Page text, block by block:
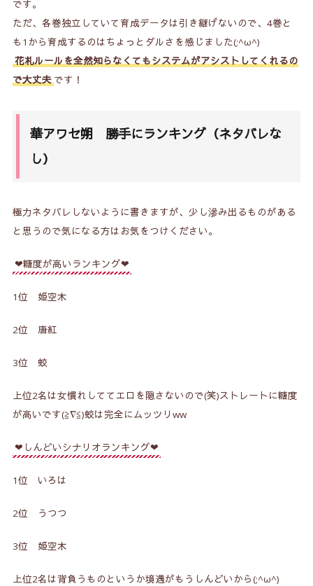
です。
ただ、各巻独立していて育成データは引き継げないので、4巻と
も1から育成するのはちょっとダルさを感じました(;^ω^)
花札ルールを全然知らなくてもシステムがアシストしてくれるの
で大丈夫です ！
華アワセ朔 勝手にランキング（ネタバレな
し）
極力ネタバレしないように書きますが、少し滲み出るものがある
と思うので気になる方はお気をつけください。
❤糖度が高いランキング❤
1位 姫空木
2位 唐紅
3位 蛟
上位2名は女慣れしててエロを隠さないので(笑)ストレートに糖度
が高いです(≧∇≦)蛟は完全にムッツリww
❤しんどいシナリオランキング❤
1位 いろは
2位 うつつ
3位 姫空木
上位2名は背負うものというか境遇がもうしんどいから(;^ω^)